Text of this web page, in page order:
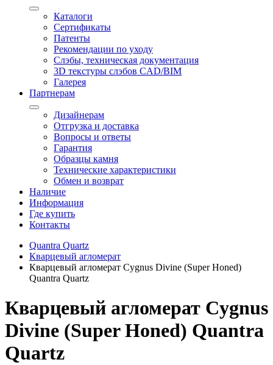
Каталоги
Сертификаты
Патенты
Рекомендации по уходу
Слэбы, техническая документация
3D текстуры слэбов CAD/BIM
Галерея
Партнерам
Дизайнерам
Отгрузка и доставка
Вопросы и ответы
Гарантия
Образцы камня
Технические характеристики
Обмен и возврат
Наличие
Информация
Где купить
Контакты
Quantra Quartz
Кварцевый агломерат
Кварцевый агломерат Cygnus Divine (Super Honed)
Quantra Quartz
Кварцевый агломерат Cygnus
Divine (Super Honed) Quantra
Quartz